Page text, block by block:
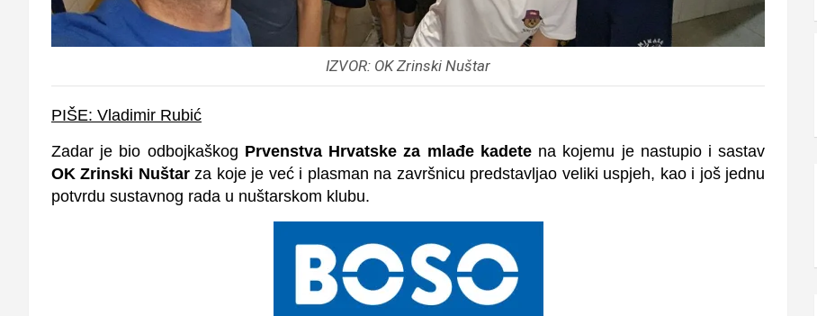
IZVOR: OK Zrinski Nuštar
PIŠE: Vladimir Rubić
Zadar je bio odbojkaškog Prvenstva Hrvatske za mlađe kadetena kojemu je nastupio i sastav
OK Zrinski Nuštarza koje je već i plasman na završnicu predstavljao veliki uspjeh, kao i još jednu
potvrdu sustavnog rada u nuštarskom klubu.